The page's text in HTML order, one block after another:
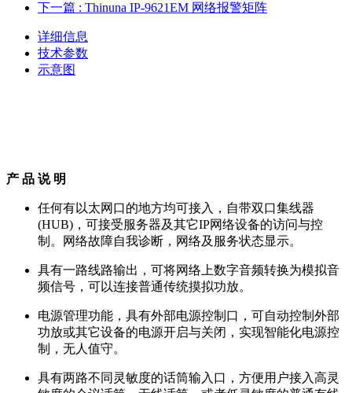
下一篇 : Thinuna IP-9621EM 网络报警矩阵
详细信息
技术参数
示意图
产 品 说 明
任何有以太网口的地方均可接入，自带双口集线器
(HUB)，可接受服务器及其它IP网络设备的访问与控
制。网络故障自我诊断，网络及服务状态显示。
具有一路线路输出，可将网络上数字音频转换为模拟音
频信号，可以连接普通传统摸拟功放。
电源管理功能，具有外部电源控制口，可自动控制外部
功放或其它设备的电源开启与关闭，实现智能化电源控
制，无人值守。
具有两路不同灵敏度的话筒输入口，方便用户接入高灵